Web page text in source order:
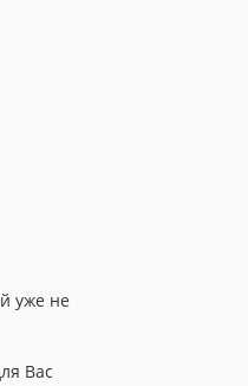
уже не
Вас